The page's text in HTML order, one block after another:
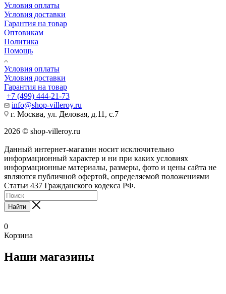
Условия оплаты
Условия доставки
Гарантия на товар
Оптовикам
Политика
Помощь
Условия оплаты
Условия доставки
Гарантия на товар
+7 (499) 444-21-73
info@shop-villeroy.ru
г. Москва, ул. Деловая, д.11, с.7
2026 © shop-villeroy.ru
Данный интернет-магазин носит исключительно
информационный характер и ни при каких условиях
информационные материалы, размеры, фото и цены сайта не
являются публичной офертой, определяемой положениями
Статьи 437 Гражданского кодекса РФ.
Найти
0
Корзина
Наши магазины